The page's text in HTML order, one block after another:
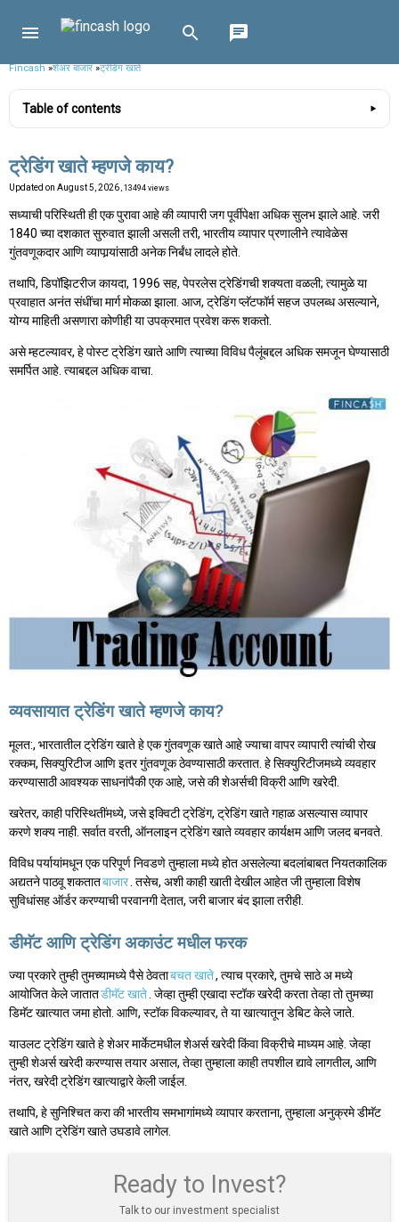
Fincash»शेअर बाजार»ट्रेडिंग खाते
Table of contents
ट्रेडिंग खाते म्हणजे काय?
Updated on August 5, 2026 , 13494 views
सध्याची परिस्थिती ही एक पुरावा आहे की व्यापारी जग पूर्वीपेक्षा अधिक सुलभ झाले आहे. जरी
1840 च्या दशकात सुरुवात झाली असली तरी, भारतीय व्यापार प्रणालीने त्यावेळेस
गुंतवणूकदार आणि व्यापार्‍यांसाठी अनेक निर्बंध लादले होते.
तथापि, डिपॉझिटरीज कायदा, 1996 सह, पेपरलेस ट्रेडिंगची शक्यता वळली; त्यामुळे या
प्रवाहात अनंत संधींचा मार्ग मोकळा झाला. आज, ट्रेडिंग प्लॅटफॉर्म सहज उपलब्ध असल्याने,
योग्य माहिती असणारा कोणीही या उपक्रमात प्रवेश करू शकतो.
असे म्हटल्यावर, हे पोस्ट ट्रेडिंग खाते आणि त्याच्या विविध पैलूंबद्दल अधिक समजून घेण्यासाठी
समर्पित आहे. त्याबद्दल अधिक वाचा.
व्यवसायात ट्रेडिंग खाते म्हणजे काय?
मूलत:, भारतातील ट्रेडिंग खाते हे एक गुंतवणूक खाते आहे ज्याचा वापर व्यापारी त्यांची रोख
रक्कम, सिक्युरिटीज आणि इतर गुंतवणूक ठेवण्यासाठी करतात. हे सिक्युरिटीजमध्ये व्यवहार
करण्यासाठी आवश्यक साधनांपैकी एक आहे, जसे की शेअर्सची विक्री आणि खरेदी.
खरेतर, काही परिस्थितींमध्ये, जसे इक्विटी ट्रेडिंग, ट्रेडिंग खाते गहाळ असल्यास व्यापार
करणे शक्य नाही. सर्वात वरती, ऑनलाइन ट्रेडिंग खाते व्यवहार कार्यक्षम आणि जलद बनवते.
विविध पर्यायांमधून एक परिपूर्ण निवडणे तुम्हाला मध्ये होत असलेल्या बदलांबाबत नियतकालिक
अद्यतने पाठवू शकतातबाजार . तसेच, अशी काही खाती देखील आहेत जी तुम्हाला विशेष
सुविधांसह ऑर्डर करण्याची परवानगी देतात, जरी बाजार बंद झाला तरीही.
डीमॅट आणि ट्रेडिंग अकाउंट मधील फरक
ज्या प्रकारे तुम्ही तुमच्यामध्ये पैसे ठेवताबचत खाते, त्याच प्रकारे, तुमचे साठे अ मध्ये
आयोजित केले जातातडीमॅट खाते. जेव्हा तुम्ही एखादा स्टॉक खरेदी करता तेव्हा तो तुमच्या
डिमॅट खात्यात जमा होतो. आणि, स्टॉक विकल्यावर, ते या खात्यातून डेबिट केले जाते.
याउलट ट्रेडिंग खाते हे शेअर मार्केटमधील शेअर्स खरेदी किंवा विक्रीचे माध्यम आहे. जेव्हा
तुम्ही शेअर्स खरेदी करण्यास तयार असाल, तेव्हा तुम्हाला काही तपशील द्यावे लागतील, आणि
नंतर, खरेदी ट्रेडिंग खात्याद्वारे केली जाईल.
तथापि, हे सुनिश्चित करा की भारतीय समभागांमध्ये व्यापार करताना, तुम्हाला अनुक्रमे डीमॅट
खाते आणि ट्रेडिंग खाते उघडावे लागेल.
Ready to Invest?
Talk to our investment specialist